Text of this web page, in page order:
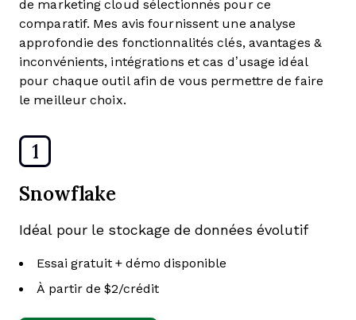
de marketing cloud sélectionnés pour ce
comparatif. Mes avis fournissent une analyse
approfondie des fonctionnalités clés, avantages &
inconvénients, intégrations et cas d’usage idéal
pour chaque outil afin de vous permettre de faire
le meilleur choix.
1
Snowflake
Idéal pour le stockage de données évolutif
Essai gratuit + démo disponible
À partir de $2/crédit